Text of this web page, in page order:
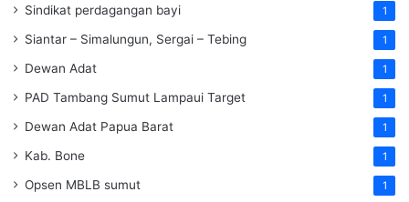
Sindikat perdagangan bayi 1
Siantar – Simalungun, Sergai – Tebing 1
Dewan Adat 1
PAD Tambang Sumut Lampaui Target 1
Dewan Adat Papua Barat 1
Kab. Bone 1
Opsen MBLB sumut 1